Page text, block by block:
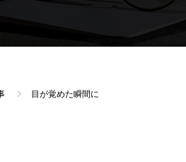
目が覚めた瞬間に